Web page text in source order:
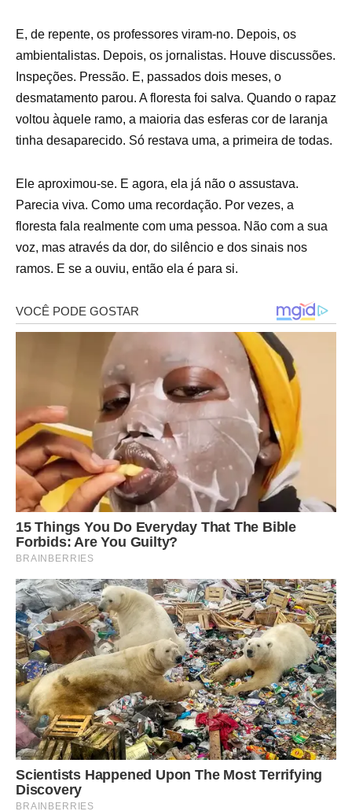
E, de repente, os professores viram-no. Depois, os
ambientalistas. Depois, os jornalistas. Houve discussões.
Inspeções. Pressão. E, passados ​​dois meses, o
desmatamento parou. A floresta foi salva. Quando o rapaz
voltou àquele ramo, a maioria das esferas cor de laranja
tinha desaparecido. Só restava uma, a primeira de todas.
Ele aproximou-se. E agora, ela já não o assustava.
Parecia viva. Como uma recordação. Por vezes, a
floresta fala realmente com uma pessoa. Não com a sua
voz, mas através da dor, do silêncio e dos sinais nos
ramos. E se a ouviu, então ela é para si.